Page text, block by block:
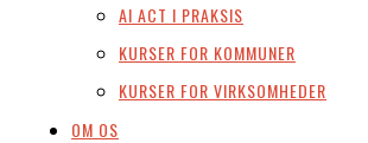
AI ACT I PRAKSIS
KURSER FOR KOMMUNER
KURSER FOR VIRKSOMHEDER
OM OS